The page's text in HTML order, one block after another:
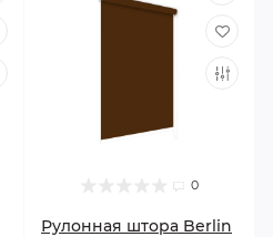
0
Рулонная штора Berlin